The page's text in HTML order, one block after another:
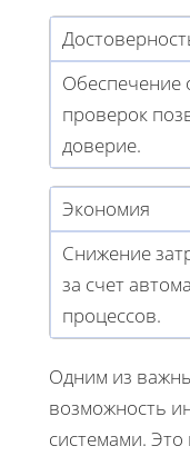
Обеспечение
проверок
доверие.
Экономия
Снижение
за счет
процессов.
Одним из
возможность
системами.